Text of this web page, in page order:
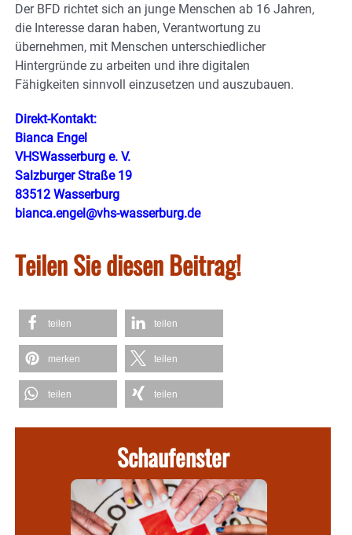
Der BFD richtet sich an junge Menschen ab 16 Jahren,
die Interesse daran haben, Verantwortung zu
übernehmen, mit Menschen unterschiedlicher
Hintergründe zu arbeiten und ihre digitalen
Fähigkeiten sinnvoll einzusetzen und auszubauen.
Direkt-Kontakt:
Bianca Engel
VHSWasserburg e. V.
Salzburger Straße 19
83512 Wasserburg
bianca.engel@vhs-wasserburg.de
Teilen Sie diesen Beitrag!
teilen teilen
merken teilen
teilen teilen
Schaufenster